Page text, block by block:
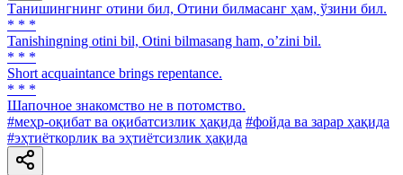
Танишингнинг отини бил, Отини билмасанг ҳам, ўзини бил.
* * *
Tanishingning otini bil, Otini bilmasang ham, oʼzini bil.
* * *
Short acquaintance brings repentance.
* * *
Шапочное знакомство не в потомство.
#меҳр-оқибат ва оқибатсизлик ҳақида #фойда ва зарар ҳақида
#эҳтиёткорлик ва эҳтиётсизлик ҳақида